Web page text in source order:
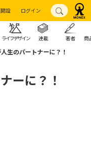
設 ログイン
ライフデザイン 連載 著者 商
生のパートナーに？！
ーに？！